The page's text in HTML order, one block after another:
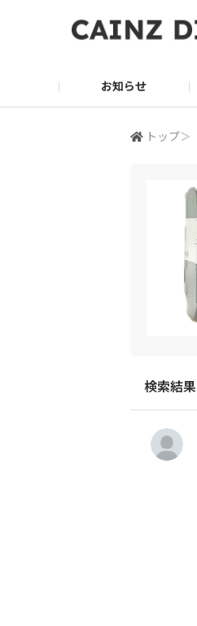
お知らせ
トップ＞
検索結果